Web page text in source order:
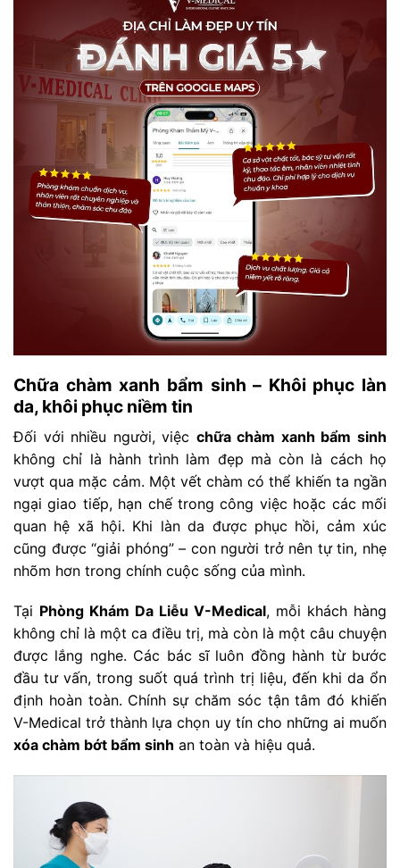
Chữa chàm xanh bẩm sinh – Khôi phục làn
da, khôi phục niềm tin
Đối với nhiều người, việc chữa chàm xanh bẩm sinh
không chỉ là hành trình làm đẹp mà còn là cách họ
vượt qua mặc cảm. Một vết chàm có thể khiến ta ngần
ngại giao tiếp, hạn chế trong công việc hoặc các mối
quan hệ xã hội. Khi làn da được phục hồi, cảm xúc
cũng được “giải phóng” – con người trở nên tự tin, nhẹ
nhõm hơn trong chính cuộc sống của mình.
Tại Phòng Khám Da Liễu V-Medical, mỗi khách hàng
không chỉ là một ca điều trị, mà còn là một câu chuyện
được lắng nghe. Các bác sĩ luôn đồng hành từ bước
đầu tư vấn, trong suốt quá trình trị liệu, đến khi da ổn
định hoàn toàn. Chính sự chăm sóc tận tâm đó khiến
V-Medical trở thành lựa chọn uy tín cho những ai muốn
xóa chàm bớt bẩm sinh an toàn và hiệu quả.